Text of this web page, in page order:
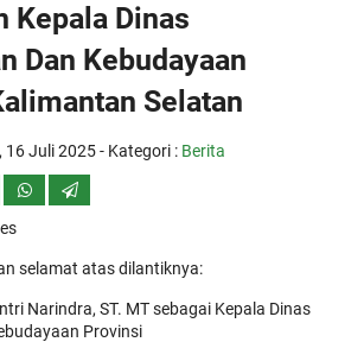
Kepala Dinas
Dan Kebudayaan
Selatan
16 Juli 2025- Kategori : Berita
selamat atas dilantiknya:
Narindra, ST. MT sebagai Kepala Dinas
Provinsi